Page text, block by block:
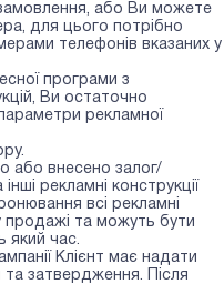
або Ви можете
для цього потрібно
телефонів вказаних у
програми з
Ви остаточно
рекламної
або внесено залог/
інші рекламні конструкції
всі рекламні
продажі та можуть бути
який час.
Клієнт має надати
затвердження. Після